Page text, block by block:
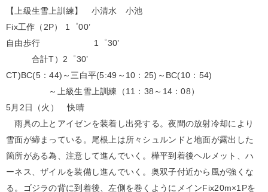
【上級生雪上訓練】 小清水 小池
Fix工作（2P） 1゜00’
自由歩行 1゜30’
合計T）2゜30’
CT)BC(5：44)～三白平(5:49～10：25)～BC(10：54)
～上級生雪上訓練（11：38～14：08）
5月2日（火） 快晴
雨具の上とアイゼンを装着し出発する。夜間の放射冷却により
雪面が締まっている。尾根上は所々シュルンドと地面が露出した
箇所がある為、注意して進んでいく。樺平到着後ヘルメット、ハ
ーネス、ザイルを装備し進んでいく。奥双子付近から風が強くな
る。ゴジラの背に到着後、左側を巻くようにメインFix20m×1Pを